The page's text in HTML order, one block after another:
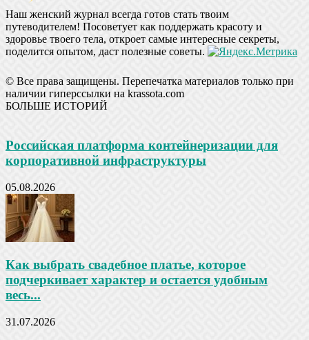
Наш женский журнал всегда готов стать твоим
путеводителем! Посоветует как поддержать красоту и
здоровье твоего тела, откроет самые интересные секреты,
поделится опытом, даст полезные советы.
© Все права защищены. Перепечатка материалов только при
наличии гиперссылки на krassota.com
БОЛЬШЕ ИСТОРИЙ
Российская платформа контейнеризации для
корпоративной инфраструктуры
05.08.2026
Как выбрать свадебное платье, которое
подчеркивает характер и остается удобным
весь...
31.07.2026